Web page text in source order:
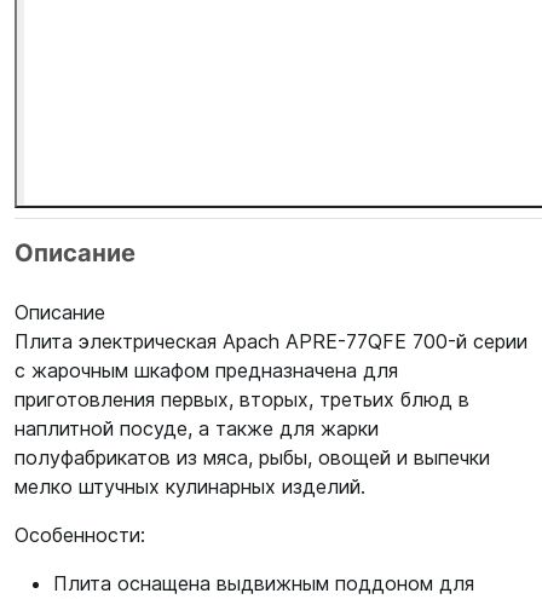
Описание
Описание
Плита электрическая Apach APRE-77QFE 700-й серии
с жарочным шкафом предназначена для
приготовления первых, вторых, третьих блюд в
наплитной посуде, а также для жарки
полуфабрикатов из мяса, рыбы, овощей и выпечки
мелко штучных кулинарных изделий.
Особенности:
Плита оснащена выдвижным поддоном для